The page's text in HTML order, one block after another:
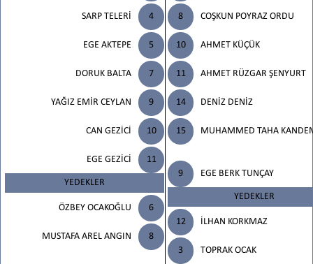
4
SARP TELERİ
5
EGE AKTEPE
7
DORUK BALTA
9
YAĞIZ EMİR CEYLAN
10
CAN GEZİCİ
11
EGE GEZİCİ
YEDEKLER
6
ÖZBEY OCAKOĞLU
8
MUSTAFA AREL ANGIN
8 COŞKUN POYRAZ ORDU
10 AHMET KÜÇÜK
11 AHMET RÜZGAR ŞENYURT
14 DENİZ DENİZ
15 MUHAMMED TAHA
9 EGE BERK TUNÇAY
YEDEKLER
12 İLHAN KORKMAZ
3 TOPRAK OCAK